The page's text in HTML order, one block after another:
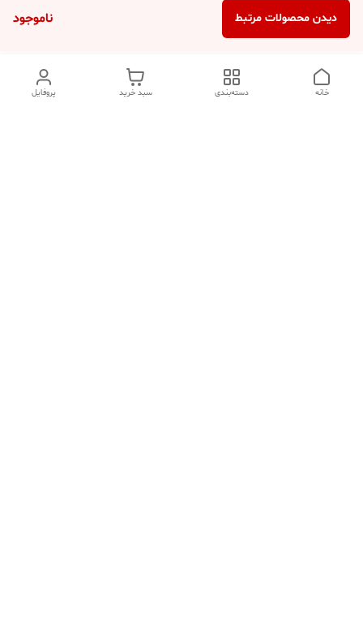
ناموجود دیدن محصولات مرتبط
پروفایل سبد خرید دسته‌بندی خانه